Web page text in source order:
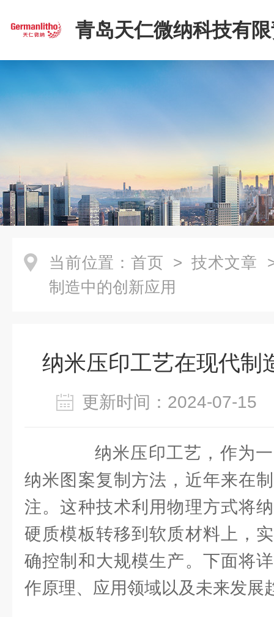
青岛天仁微纳科技有
司
当前位置： 首页 > 技术文章
制造中的创新应用
纳米压印工艺在现代制
更新时间：2024-07-
纳米压印工艺，作为一
纳米图案复制方法，近年来在
注。这种技术利用物理方式将
硬质模板转移到软质材料上，
确控制和大规模生产。下面将
作原理、应用领域以及未来发展